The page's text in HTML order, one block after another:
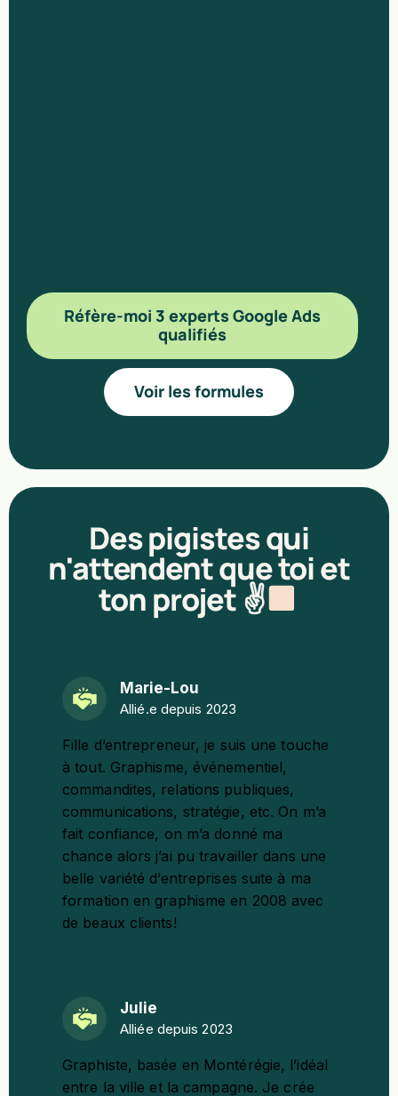
Réfère-moi 3 experts Google Ads
qualifiés
Voir les formules
Des pigistes qui
n'attendent que toi et
ton projet ✌
Marie-Lou
Allié.e depuis 2023
Fille d’entrepreneur, je suis une touche
à tout. Graphisme, événementiel,
commandites, relations publiques,
communications, stratégie, etc. On m’a
fait confiance, on m’a donné ma
chance alors j’ai pu travailler dans une
belle variété d’entreprises suite à ma
formation en graphisme en 2008 avec
de beaux clients!
Julie
Alliée depuis 2023
Graphiste, basée en Montérégie, l’idéal
entre la ville et la campagne. Je crée